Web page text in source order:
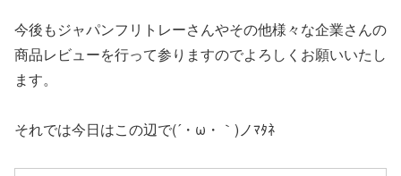
今後もジャパンフリトレーさんやその他様々な企業さんの
商品レビューを行って参りますのでよろしくお願いいたし
ます。
それでは今日はこの辺で(´・ω・｀)ノﾏﾀﾈ